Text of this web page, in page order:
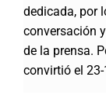
dedicada, por
conversación
de la prensa.
convirtió el